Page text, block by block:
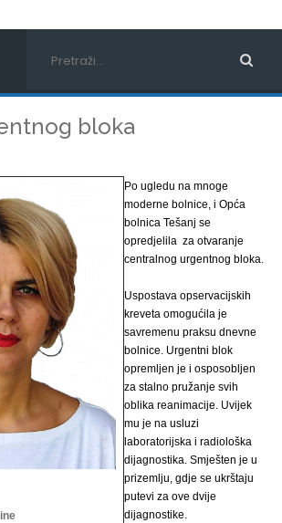
bloka
Po ugledu na mnoge
moderne bolnice, i Opća
bolnica Tešanj se
opredjelila za otvaranje
centralnog urgentnog bloka.
Uspostava opservacijskih
kreveta omogućila je
savremenu praksu dnevne
bolnice. Urgentni blok
opremljen je i osposobljen
za stalno pružanje svih
oblika reanimacije. Uvijek
mu je na usluzi
laboratorijska i radiološka
dijagnostika. Smješten je u
prizemlju, gdje se ukrštaju
putevi za ove dvije
dijagnostike.